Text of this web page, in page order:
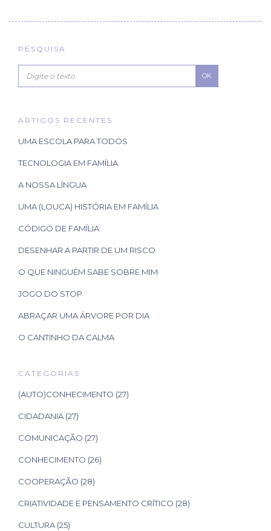
PESQUISA
OK
ARTIGOS RECENTES
UMA ESCOLA PARA TODOS
TECNOLOGIA EM FAMÍLIA
A NOSSA LÍNGUA
UMA (LOUCA) HISTÓRIA EM FAMÍLIA
CÓDIGO DE FAMÍLIA
DESENHAR A PARTIR DE UM RISCO
O QUE NINGUÉM SABE SOBRE MIM
JOGO DO STOP
ABRAÇAR UMA ÁRVORE POR DIA
O CANTINHO DA CALMA
CATEGORIAS
(AUTO)CONHECIMENTO (27)
CIDADANIA (27)
COMUNICAÇÃO (27)
CONHECIMENTO (26)
COOPERAÇÃO (28)
CRIATIVIDADE E PENSAMENTO CRÍTICO (28)
CULTURA (25)